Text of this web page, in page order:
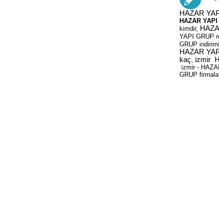
HAZAR
HAZAR
kimdir,
YAPI GRUP
GRUP
HAZAR
kaç, izmir
izmir -
GRUP